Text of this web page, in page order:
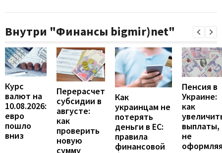
Внутри "Финансы bigmir)net"
Курс
валют на
10.08.2026:
евро
пошло
вниз
Перерасчет
субсидии в
августе:
как
проверить
новую
сумму
Как
украинцам не
потерять
деньги в ЕС:
правила
финансовой
Пенсия в
Украине:
как
выплаты,
не